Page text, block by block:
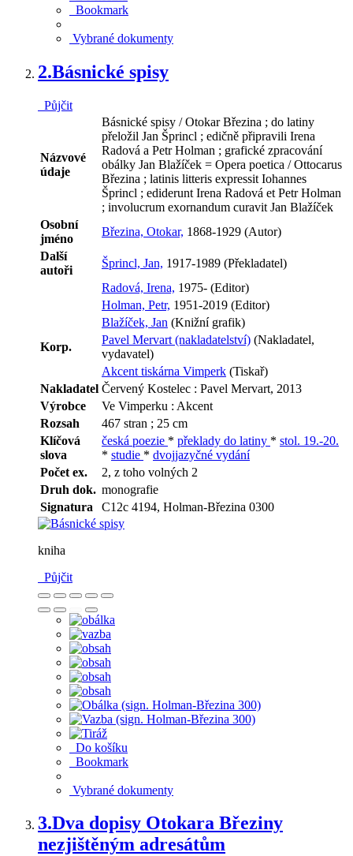
Bookmark
Vybrané dokumenty
2.Básnické spisy
Půjčit
Názvové
údaje
Básnické spisy / Otokar Březina ; do latiny
přeložil Jan Šprincl ; edičně připravili Irena
Radová a Petr Holman ; grafické zpracování
obálky Jan Blažíček = Opera poetica / Ottocarus
Březina ; latinis litteris expressit Iohannes
Šprincl ; ediderunt Irena Radová et Petr Holman
; involucrum exornandum curavit Jan Blažíček
Osobní
jméno
Březina, Otokar, 1868-1929 (Autor)
Další
autoři
Šprincl, Jan, 1917-1989 (Překladatel)
Radová, Irena, 1975- (Editor)
Holman, Petr, 1951-2019 (Editor)
Blažíček, Jan (Knižní grafik)
Korp.
Pavel Mervart (nakladatelství) (Nakladatel,
vydavatel)
Akcent tiskárna Vimperk (Tiskař)
Nakladatel Červený Kostelec : Pavel Mervart, 2013
Výrobce
Ve Vimperku : Akcent
Rozsah
467 stran ; 25 cm
Klíčová
slova
česká poezie * překlady do latiny * stol. 19.-20.
* studie * dvojjazyčné vydání
Počet ex.
2, z toho volných 2
Druh dok. monografie
Signatura
C12c 4194, Holman-Březina 0300
kniha
Půjčit
Do košíku
Bookmark
Vybrané dokumenty
3.Dva dopisy Otokara Březiny
nezjištěným adresátům